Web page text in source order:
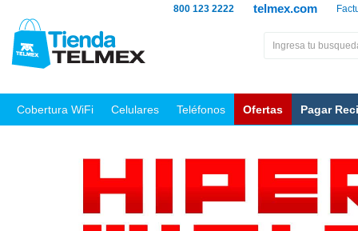
telmex.com
800 123 2222
Cobertura WiFi Celulares Teléfonos Ofertas Pagar